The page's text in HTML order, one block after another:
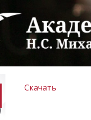
Скачать